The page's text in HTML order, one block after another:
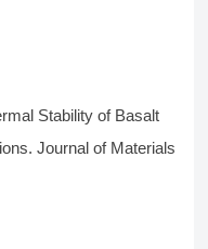
Stability of Basalt
Journal of Materials